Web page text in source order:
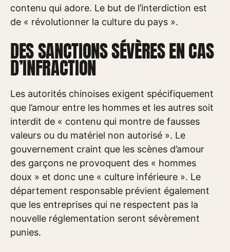
contenu qui adore. Le but de l’interdiction est
de « révolutionner la culture du pays ».
DES SANCTIONS SÉVÈRES EN CAS
D’INFRACTION
Les autorités chinoises exigent spécifiquement
que l’amour entre les hommes et les autres soit
interdit de « contenu qui montre de fausses
valeurs ou du matériel non autorisé ». Le
gouvernement craint que les scènes d’amour
des garçons ne provoquent des « hommes
doux » et donc une « culture inférieure ». Le
département responsable prévient également
que les entreprises qui ne respectent pas la
nouvelle réglementation seront sévèrement
punies.